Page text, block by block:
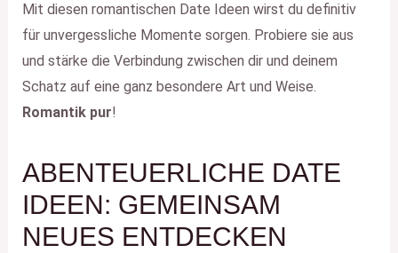
Mit diesen romantischen Date Ideen wirst du definitiv
für unvergessliche Momente sorgen. Probiere sie aus
und stärke die Verbindung zwischen dir und deinem
Schatz auf eine ganz besondere Art und Weise.
Romantik pur!
ABENTEUERLICHE DATE
IDEEN: GEMEINSAM
NEUES ENTDECKEN